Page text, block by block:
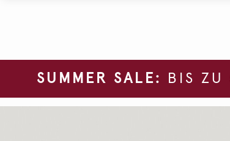
SUMMER SALE: BIS ZU